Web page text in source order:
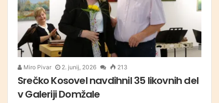
Miro Pivar 2. junij, 2026 213
Srečko Kosovel navdihnil 35 likovnih del
v Galeriji Domžale